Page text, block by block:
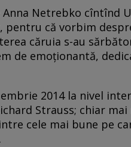
Netrebko cîntînd
pentru că vorbim
căruia s-au
de emoţionantă,
2014 la nivel
Strauss; chiar
cele mai bune pe